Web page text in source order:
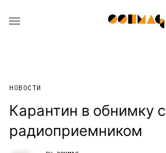
НОВОСТИ
Карантин в обнимку с
радиоприемником